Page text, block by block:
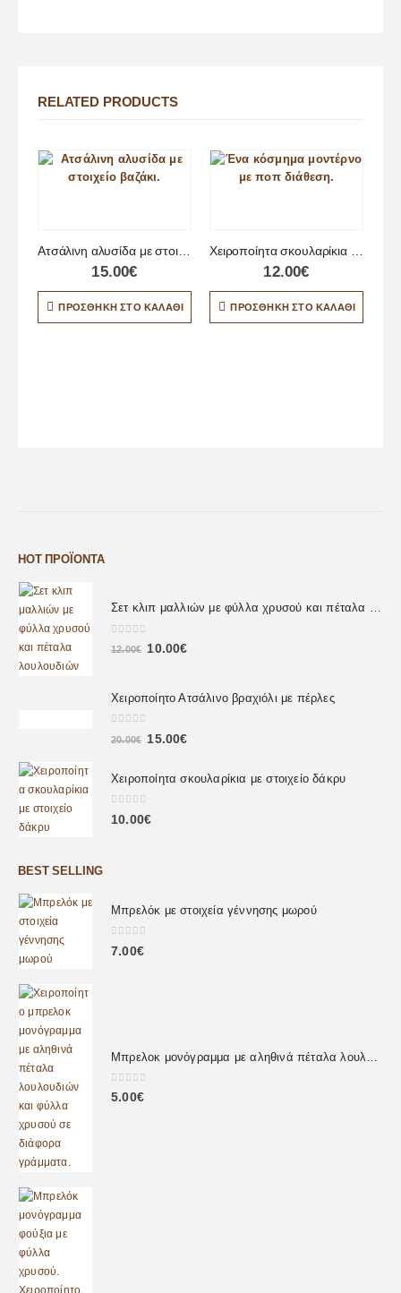
RELATED PRODUCTS
Ατσάλινη αλυσίδα με στοιχείο βαζάκι
15.00€
ΠΡΟΣΘΉΚΗ ΣΤΟ ΚΑΛΆΘΙ
12.00€
ΠΡΟΣΘΉΚΗ ΣΤΟ ΚΑΛΆΘΙ
HOT ΠΡΟΪΌΝΤΑ
Σετ κλιπ μαλλιών με φύλλα χρυσού και πέταλα λουλουδιών
out of 5
12.00€ 10.00€
Χειροποίητο Ατσάλινο βραχιόλι με πέρλες
out of 5
20.00€ 15.00€
Χειροποίητα σκουλαρίκια με στοιχείο δάκρυ
0 out of 5
10.00€
BEST SELLING
Μπρελόκ με στοιχεία γέννησης μωρού
0out of 5
7.00€
0 out of 5
5.00€